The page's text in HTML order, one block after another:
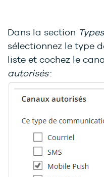
Dans la section
sélectionnez le type
liste et cochez le
autorisés: